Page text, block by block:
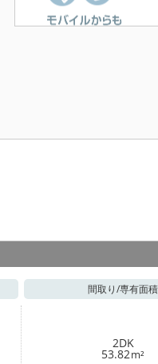
間取り/専有面積
2DK
53.82m²